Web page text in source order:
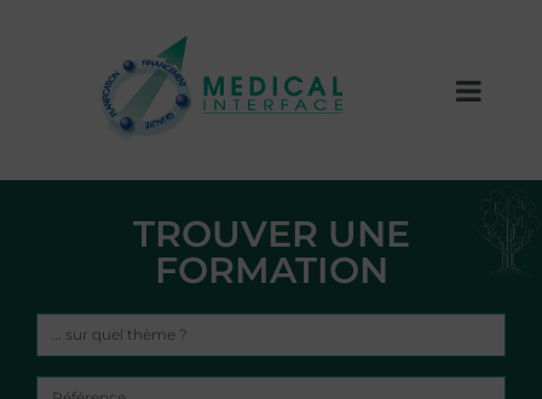
TROUVER UNE
FORMATION